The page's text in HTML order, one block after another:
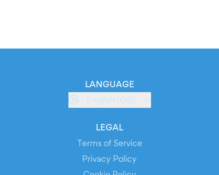
LANGUAGE
English (GB)
LEGAL
Terms of Service
Privacy Policy